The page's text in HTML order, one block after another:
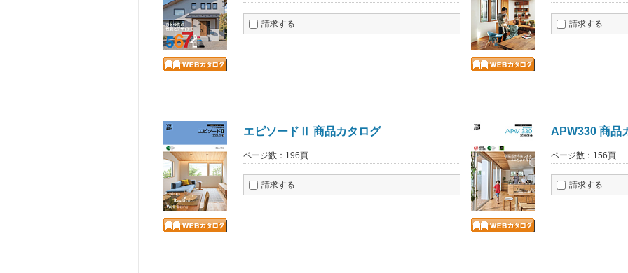
請求する 請求する
エピソードⅡ 商品カタログ
ページ数：196頁
請求する
APW330 商品
ページ数：156頁
請求する